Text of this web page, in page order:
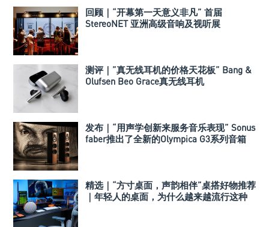
回顾｜“开幕第一天意义非凡” 首届
StereoNET 亚洲高级音响及视听展
测评｜”真无线耳机的价格天花板” Bang &
Olufsen Beo Grace真无线耳机
发布｜“用声学创新来服务音乐表现” Sonus
faber推出了全新的Olympica G3系列音箱
精选｜“方寸桌面，声韵相伴”桌搭好物推荐
｜年轻人的桌面，为什么越来越流行这种